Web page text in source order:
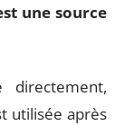
une source
directement,
utilisée après